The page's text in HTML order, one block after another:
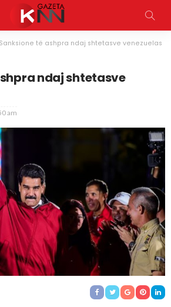
Sanksione të ashpra ndaj shtetasve venezuelas
ndaj shtetasve
am